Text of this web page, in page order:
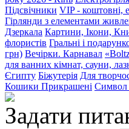
Підсвічники VIP - коштовні,
Гірлянди з елементами
Дзеркала Картини, Ікони,
флористів Гральні і
грн) Вечірки. Карнавал
для ванних кімнат, сауни,
Єгипту Біжутерія Для
Кошики Прикрашені Символ
Задати